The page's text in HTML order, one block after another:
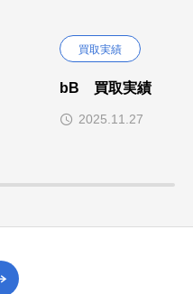
買取実績
bB 買取実績
2025.11.27